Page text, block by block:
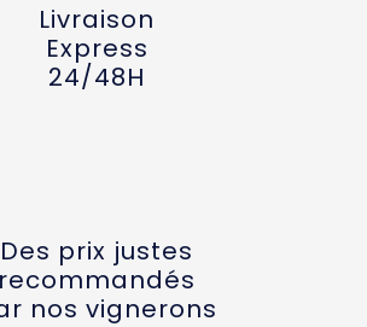
Livraison
Express
24/48H
Des prix justes
recommandés
nos vignerons